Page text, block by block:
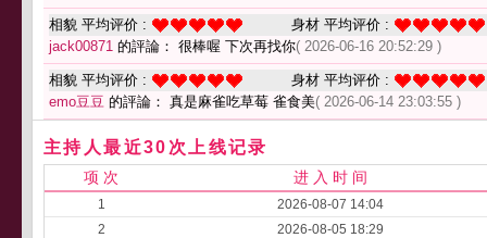
相貌 平均评价 :
身材 平均评价 :
jack00871 的評論： 很棒喔 下次再找你( 2026-06-16 20:52:29 )
相貌 平均评价 :
身材 平均评价 :
emo豆豆 的評論： 真是麻雀吃草莓 雀食美( 2026-06-14 23:03:55 )
主持人最近30次上线记录
项 次 进 入 时 间
1
2026-08-07 14:04
2
2026-08-05 18:29